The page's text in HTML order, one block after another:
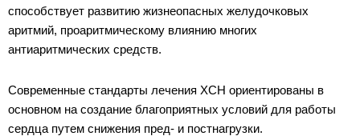
способствует развитию жизнеопасных желудочковых
аритмий, проаритмическому влиянию многих
антиаритмических средств.
Современные стандарты лечения ХСН ориентированы в
основном на создание благоприятных условий для работы
сердца путем снижения пред- и постнагрузки.